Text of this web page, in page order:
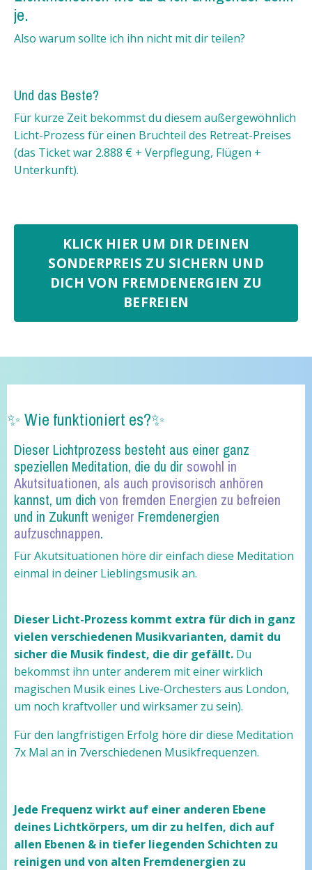
je.
Also warum sollte ich ihn nicht mit dir teilen?
Und das Beste?
Für kurze Zeit bekommst du diesem außergewöhnlich
Licht-Prozess für einen Bruchteil des Retreat-Preises
(das Ticket war 2.888 € + Verpflegung, Flügen +
Unterkunft).
KLICK HIER UM DIR DEINEN
SONDERPREIS ZU SICHERN UND
DICH VON FREMDENERGIEN ZU
BEFREIEN
✨ Wie funktioniert es?✨
Dieser Lichtprozess besteht aus einer ganz
speziellen Meditation, die du dir sowohl in
Akutsituationen, als auch provisorisch anhören
kannst, um dich von fremden Energien zu befreien
und in Zukunft weniger Fremdenergien
aufzuschnappen.
Für Akutsituationen höre dir einfach diese Meditation
einmal in deiner Lieblingsmusik an.
Dieser Licht-Prozess kommt extra für dich in ganz
vielen verschiedenen Musikvarianten, damit du
sicher die Musik findest, die dir gefällt. Du
bekommst ihn unter anderem mit einer wirklich
magischen Musik eines Live-Orchesters aus London,
um noch kraftvoller und wirksamer zu sein).
Für den langfristigen Erfolg höre dir diese Meditation
7x Mal an in 7verschiedenen Musikfrequenzen.
Jede Frequenz wirkt auf einer anderen Ebene
deines Lichtkörpers, um dir zu helfen, dich auf
allen Ebenen & in tiefer liegenden Schichten zu
reinigen und von alten Fremdenergien zu